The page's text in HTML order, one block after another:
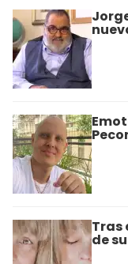
Tras
de